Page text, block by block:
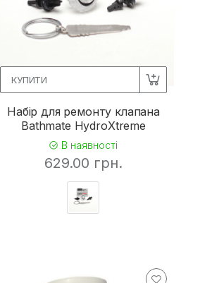
КУПИТИ
Набір для ремонту клапана
Bathmate HydroXtreme
В наявності
629.00 грн.